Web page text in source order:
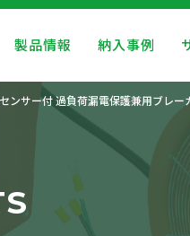
製品情報 納入事例
ンサー付 過負荷漏電保護兼用ブレ